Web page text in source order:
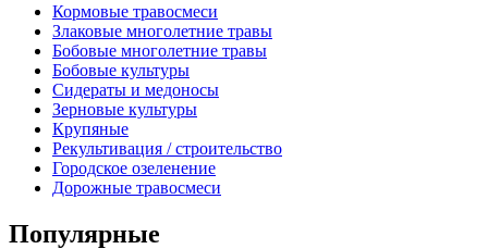
Кормовые травосмеси
Злаковые многолетние травы
Бобовые многолетние травы
Бобовые культуры
Сидераты и медоносы
Зерновые культуры
Крупяные
Рекультивация / строительство
Городское озеленение
Дорожные травосмеси
Популярные